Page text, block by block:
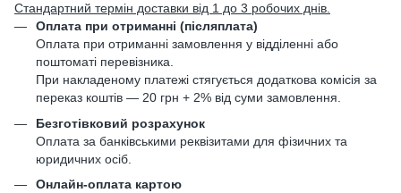
Стандартний термін доставки від 1 до 3 робочих днів.
Оплата при отриманні (післяплата)
Оплата при отриманні замовлення у відділенні або
поштоматі перевізника.
При накладеному платежі стягується додаткова комісія за
переказ коштів — 20 грн + 2% від суми замовлення.
Безготівковий розрахунок
Оплата за банківськими реквізитами для фізичних та
юридичних осіб.
Онлайн-оплата картою